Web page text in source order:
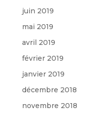
juin 2019
mai 2019
avril 2019
février 2019
janvier 2019
décembre 2018
novembre 2018